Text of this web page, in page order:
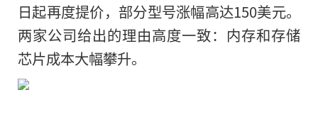
日起再度提价，部分型号涨幅高达150美元。
两家公司给出的理由高度一致：内存和存储
芯片成本大幅攀升。